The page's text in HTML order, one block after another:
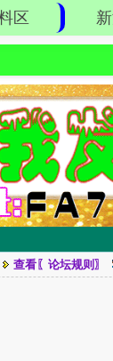
区
查看〖论坛规则〗